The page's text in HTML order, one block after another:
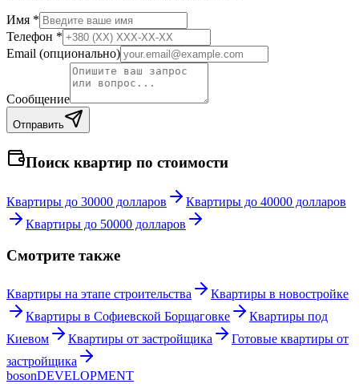
Имя *
Телефон *
Email (опционально)
Сообщение
Отправить
Поиск квартир по стоимости
Квартиры до 30000 долларов
Квартиры до 40000 долларов
Квартиры до 50000 долларов
Смотрите также
Квартиры на этапе строительства
Квартиры в новостройке
Квартиры в Софиевской Борщаговке
Квартиры под
Киевом
Квартиры от застройщика
Готовые квартиры от
застройщика
bosonDEVELOPMENT